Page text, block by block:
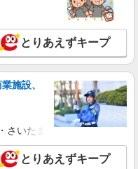
とりあえずキープ
施設、
さいたま市岩槻区・久喜市・
とりあえずキープ